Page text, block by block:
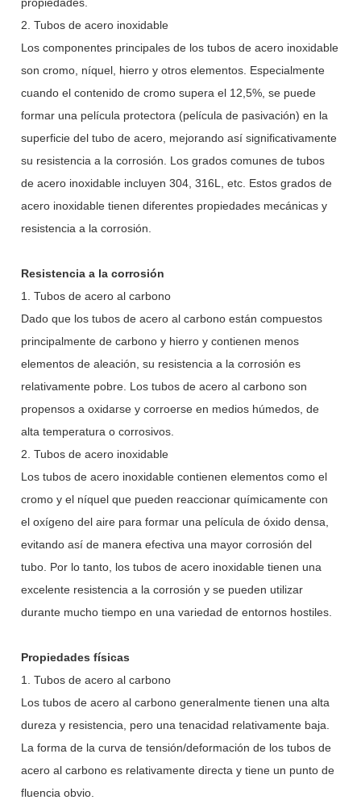
propiedades.
2. Tubos de acero inoxidable
Los componentes principales de los tubos de acero inoxidable
son cromo, níquel, hierro y otros elementos. Especialmente
cuando el contenido de cromo supera el 12,5%, se puede
formar una película protectora (película de pasivación) en la
superficie del tubo de acero, mejorando así significativamente
su resistencia a la corrosión. Los grados comunes de tubos
de acero inoxidable incluyen 304, 316L, etc. Estos grados de
acero inoxidable tienen diferentes propiedades mecánicas y
resistencia a la corrosión.
Resistencia a la corrosión
1. Tubos de acero al carbono
Dado que los tubos de acero al carbono están compuestos
principalmente de carbono y hierro y contienen menos
elementos de aleación, su resistencia a la corrosión es
relativamente pobre. Los tubos de acero al carbono son
propensos a oxidarse y corroerse en medios húmedos, de
alta temperatura o corrosivos.
2. Tubos de acero inoxidable
Los tubos de acero inoxidable contienen elementos como el
cromo y el níquel que pueden reaccionar químicamente con
el oxígeno del aire para formar una película de óxido densa,
evitando así de manera efectiva una mayor corrosión del
tubo. Por lo tanto, los tubos de acero inoxidable tienen una
excelente resistencia a la corrosión y se pueden utilizar
durante mucho tiempo en una variedad de entornos hostiles.
Propiedades físicas
1. Tubos de acero al carbono
Los tubos de acero al carbono generalmente tienen una alta
dureza y resistencia, pero una tenacidad relativamente baja.
La forma de la curva de tensión/deformación de los tubos de
acero al carbono es relativamente directa y tiene un punto de
fluencia obvio.